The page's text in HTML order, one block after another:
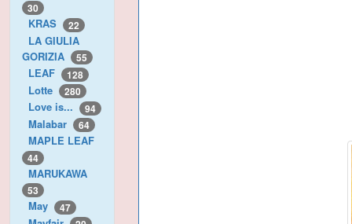
30
KRAS 22
LA GIULIA
GORIZIA
55
LEAF 128
Lotte 280
Love is... 94
Malabar 64
MAPLE LEAF
44
MARUKAWA
53
May 47